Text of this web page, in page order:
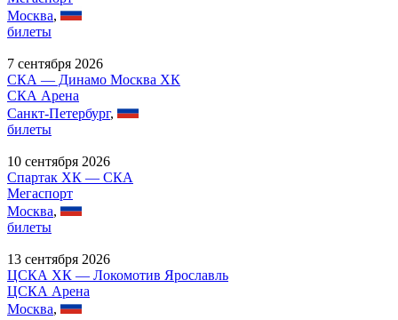
Москва,
билеты
7 сентября 2026
СКА — Динамо Москва ХК
СКА Арена
Санкт-Петербург,
билеты
10 сентября 2026
Спартак ХК — СКА
Мегаспорт
Москва,
билеты
13 сентября 2026
ЦСКА ХК — Локомотив Ярославль
ЦСКА Арена
Москва,